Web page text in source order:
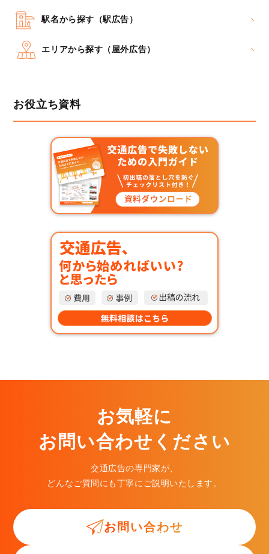
駅名から探す（駅広告）
エリアから探す（屋外広告）
お役立ち資料
お気軽に
お問い合わせください
交通広告の専門家が、
どんなご質問にも丁寧にご説明いたします。
お問い合わせ
交通広告入門ガイド